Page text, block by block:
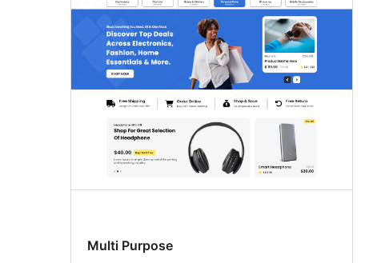
Multi Purpose